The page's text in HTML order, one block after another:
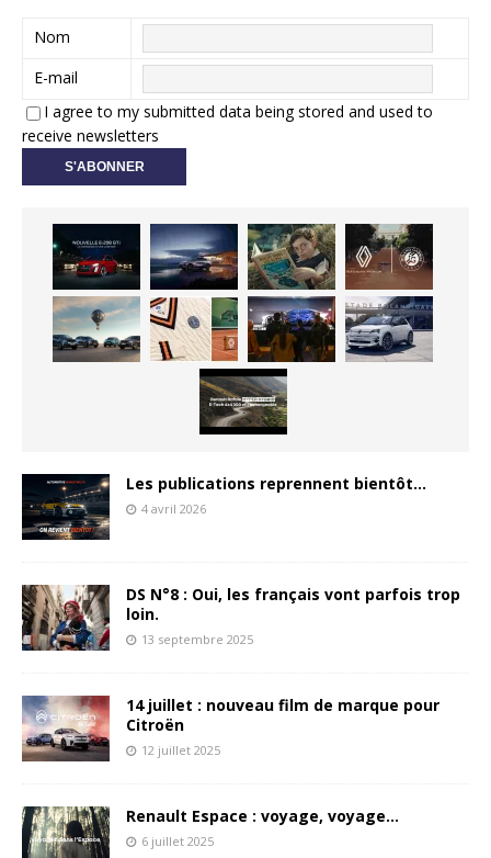
Nom
E-mail
I agree to my submitted data being stored and used to
receive newsletters
Les publications reprennent bientôt…
4 avril 2026
DS N°8 : Oui, les français vont parfois trop
loin.
13 septembre 2025
14 juillet : nouveau film de marque pour
Citroën
12 juillet 2025
Renault Espace : voyage, voyage…
6 juillet 2025